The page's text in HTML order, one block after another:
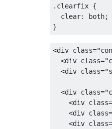
. clearfix {
clear: both;
}
<div class=
<div class=
<div class=
<div class=
<div class=
<div class=
<div class=